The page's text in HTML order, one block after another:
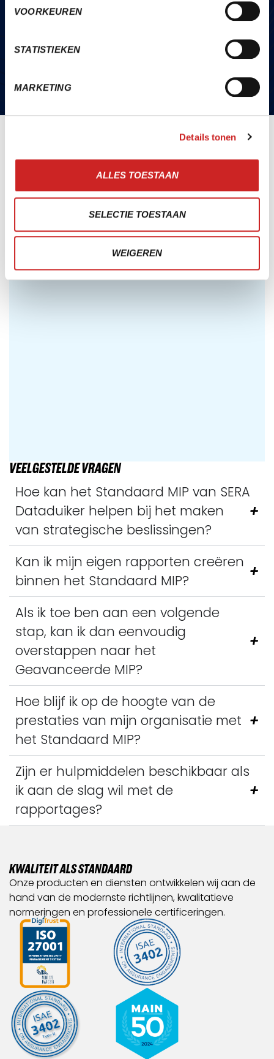
VOORKEUREN
STATISTIEKEN
MARKETING
Details tonen
ALLES TOESTAAN
SELECTIE TOESTAAN
WEIGEREN
Neem vrijblijvend contact op met één van onze
VEELGESTELDE VRAGEN
Hoe kan het Standaard MIP van SERA
Dataduiker helpen bij het maken
van strategische beslissingen?
Kan ik mijn eigen rapporten creëren
binnen het Standaard MIP?
Als ik toe ben aan een volgende
stap, kan ik dan eenvoudig
overstappen naar het
Geavanceerde MIP?
Hoe blijf ik op de hoogte van de
prestaties van mijn organisatie met
het Standaard MIP?
Zijn er hulpmiddelen beschikbaar als
ik aan de slag wil met de
rapportages?
KWALITEIT ALS STANDAARD
Onze producten en diensten ontwikkelen wij aan de
hand van de modernste richtlijnen, kwalitatieve
normeringen en professionele certificeringen.